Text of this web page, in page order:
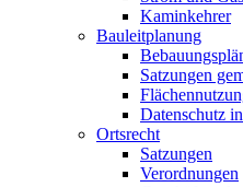
Kaminkehrer
Bauleitplanung
Satzungen
Datenschutz
Ortsrecht
Satzungen
Verordnungen